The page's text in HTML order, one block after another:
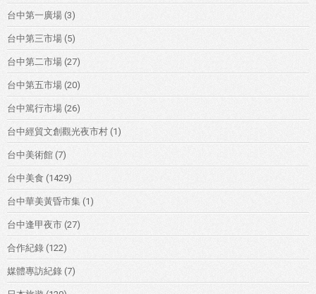
台中第一廣場 (3)
台中第三市場 (5)
台中第二市場 (27)
台中第五市場 (20)
台中篤行市場 (26)
台中經貿文創觀光夜市村 (1)
台中美術館 (7)
台中美食 (1429)
台中華美黃昏市集 (1)
台中逢甲夜市 (27)
合作紀錄 (122)
媒體專訪紀錄 (7)